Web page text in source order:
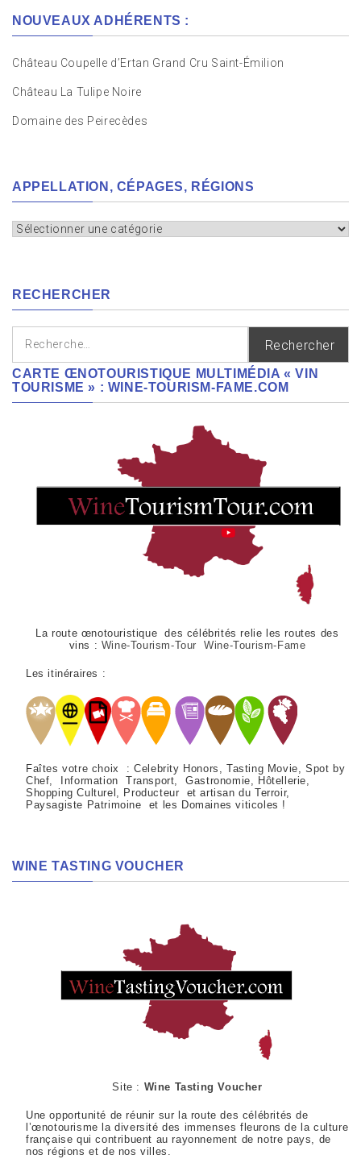
NOUVEAUX ADHÉRENTS :
Château Coupelle d’Ertan Grand Cru Saint-Émilion
Château La Tulipe Noire
Domaine des Peirecèdes
APPELLATION, CÉPAGES, RÉGIONS
Appellation,
RECHERCHER
Rechercher :
CARTE ŒNOTOURISTIQUE MULTIMÉDIA « VIN
TOURISME » : WINE-TOURISM-FAME.COM
La route œnotouristique des célébrités relie les routes des
vins : Wine-Tourism-Tour Wine-Tourism-Fame
Les itinéraires :
Faîtes votre choix : Celebrity Honors, Tasting Movie, Spot by
Chef, Information Transport, Gastronomie, Hôtellerie,
Shopping Culturel, Producteur et artisan du Terroir,
Paysagiste Patrimoine et les Domaines viticoles !
WINE TASTING VOUCHER
Site : Wine Tasting Voucher
Une opportunité de réunir sur la route des célébrités de
l’œnotourisme la diversité des immenses fleurons de la culture
française qui contribuent au rayonnement de notre pays, de
nos régions et de nos villes.